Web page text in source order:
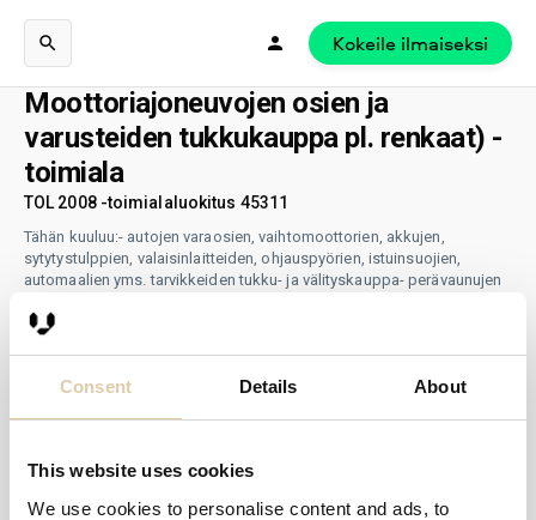
Consent Details About
This website uses cookies
We use cookies to personalise content and ads, to
Kokeile ilmaiseksi
Moottoriajoneuvojen osien ja
varusteiden tukkukauppa pl. renkaat) -
toimiala
TOL 2008 -toimialaluokitus 45311
Tähän kuuluu:- autojen varaosien, vaihtomoottorien, akkujen,
sytytystulppien, valaisinlaitteiden, ohjauspyörien, istuinsuojien,
automaalien yms. tarvikkeiden tukku- ja välityskauppa- perävaunujen